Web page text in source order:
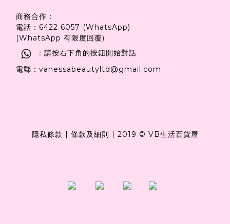
商務合作：
電話：6422 6057 (WhatsApp)
(WhatsApp 有限度回覆)
：請按右下角的按鈕開始對話
電郵：vanessabeautyltd@gmail.com
隱私條款 | 條款及細則 | 2019 © VB生活百貨屋